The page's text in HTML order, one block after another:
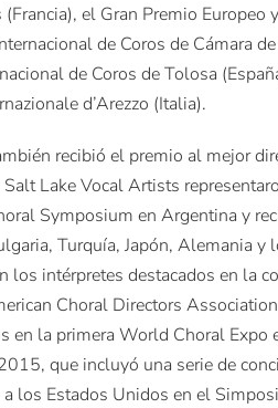
(Francia), el Gran Premio Europeo
de Coros de Cámara
de Coros de Tolosa
d’Arezzo (Italia).
recibió el premio al mejor
Lake Vocal Artists
Symposium en Argentina y
Turquía, Japón, Alemania y
los intérpretes destacados en la
Choral Directors
en la primera World Choral Expo
que incluyó una serie de
a los Estados Unidos en el